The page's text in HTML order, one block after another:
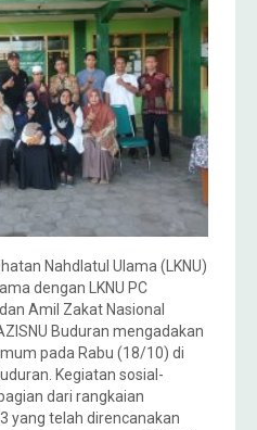
Nahdlatul Ulama (LKNU)
dengan LKNU PC
Amil Zakat Nasional
Buduran mengadakan
pada Rabu (18/10) di
Kegiatan sosial-
dari rangkaian
yang telah direncanakan